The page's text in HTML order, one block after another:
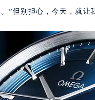
”但别担心，今天，就让